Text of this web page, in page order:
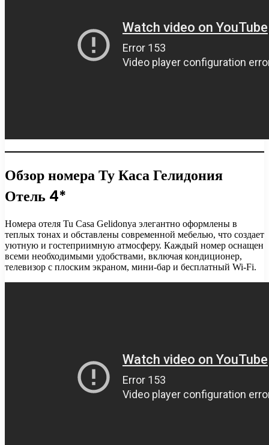
Обзор номера Ту Каса Гелидония
Отель 4*
Номера отеля Tu Casa Gelidonya элегантно оформлены в
теплых тонах и обставлены современной мебелью, что создает
уютную и гостеприимную атмосферу. Каждый номер оснащен
всеми необходимыми удобствами, включая кондиционер,
телевизор с плоским экраном, мини-бар и бесплатный Wi-Fi.